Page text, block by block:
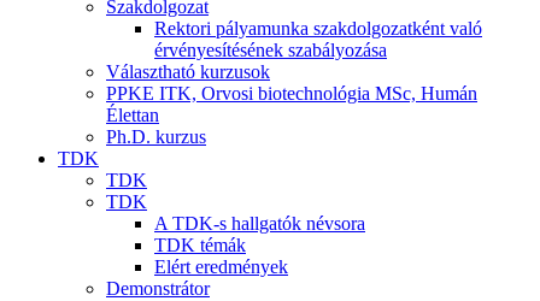
Szakdolgozat
Rektori pályamunka szakdolgozatként való
érvényesítésének szabályozása
Választható kurzusok
PPKE ITK, Orvosi biotechnológia MSc, Humán
Élettan
Ph.D. kurzus
TDK
TDK
TDK
A TDK-s hallgatók névsora
TDK témák
Elért eredmények
Demonstrátor